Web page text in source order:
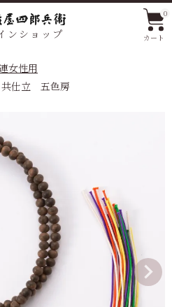
ンショップ カート
0
女性用
仕立 五色房